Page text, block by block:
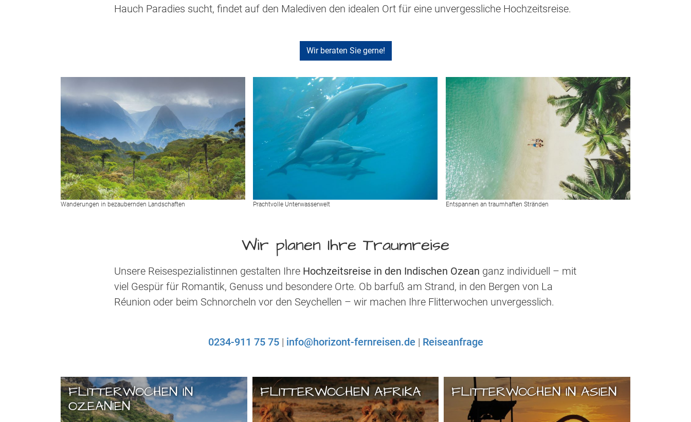
Hauch Paradies sucht, findet auf den Malediven den idealen Ort für eine unvergessliche Hochzeitsreise.
Wir beraten Sie gerne!
Wanderungen in bezaubernden Landschaften Prachtvolle Unterwasserwelt Entspannen an traumhaften Stränden
Wir planen Ihre Traumreise
Unsere Reisespezialistinnen gestalten Ihre Hochzeitsreise in den Indischen Ozean ganz individuell – mit
viel Gespür für Romantik, Genuss und besondere Orte. Ob barfuß am Strand, in den Bergen von La
Réunion oder beim Schnorcheln vor den Seychellen – wir machen Ihre Flitterwochen unvergesslich.
0234-911 75 75 | info@horizont-fernreisen.de | Reiseanfrage
FLITTERWOCHEN IN
OZEANIEN
FLITTERWOCHEN AFRIKA FLITTERWOCHEN IN ASIEN